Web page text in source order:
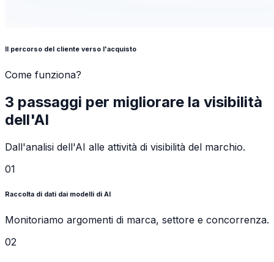
Il percorso del cliente verso l'acquisto
Come funziona?
3 passaggi per migliorare la visibilità
dell'AI
Dall'analisi dell'AI alle attività di visibilità del marchio.
01
Raccolta di dati dai modelli di AI
Monitoriamo argomenti di marca, settore e concorrenza.
02